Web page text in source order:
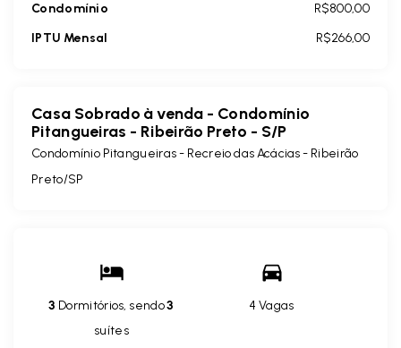
Condomínio
R$800,00
IPTU Mensal
R$266,00
Casa Sobrado à venda - Condomínio
Pitangueiras - Ribeirão Preto - S/P
Condomínio Pitangueiras - Recreio das Acácias - Ribeirão
Preto/SP
3 Dormitórios, sendo3
suítes
4 Vagas